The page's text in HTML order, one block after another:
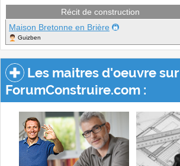
Récit de construction
Maison Bretonne en Brière
Guizben
Les maitres d'oeuvre sur
ForumConstruire.com :